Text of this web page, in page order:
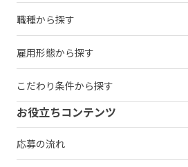
職種から探す
雇用形態から探す
こだわり条件から探す
お役立ちコンテンツ
応募の流れ